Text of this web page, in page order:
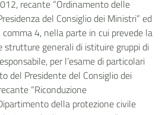
recante “Ordinamento delle
del Consiglio dei Ministri” ed
4, nella parte in cui prevede la
strutture generali di istituire gruppi di
per l’esame di particolari
del Presidente del Consiglio dei
“Riconduzione
della protezione civile